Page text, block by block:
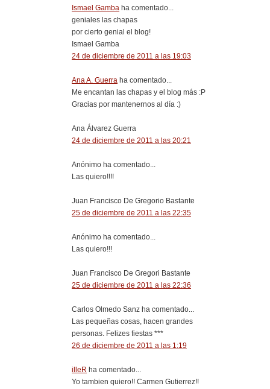
Ismael Gamba ha comentado...
geniales las chapas
por cierto genial el blog!
Ismael Gamba
24 de diciembre de 2011 a las 19:03
Ana A. Guerra ha comentado...
Me encantan las chapas y el blog más :P
Gracias por mantenernos al día :)
Ana Álvarez Guerra
24 de diciembre de 2011 a las 20:21
Anónimo ha comentado...
Las quiero!!!!
Juan Francisco De Gregorio Bastante
25 de diciembre de 2011 a las 22:35
Anónimo ha comentado...
Las quiero!!!
Juan Francisco De Gregori Bastante
25 de diciembre de 2011 a las 22:36
Carlos Olmedo Sanz ha comentado...
Las pequeñas cosas, hacen grandes
personas. Felizes fiestas ***
26 de diciembre de 2011 a las 1:19
illeR ha comentado...
Yo tambien quiero!! Carmen Gutierrez!!